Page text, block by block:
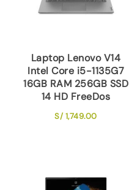
Laptop Lenovo V14
Intel Core i5-1135G7
16GB RAM 256GB SSD
14 HD FreeDos
S/1,749.00